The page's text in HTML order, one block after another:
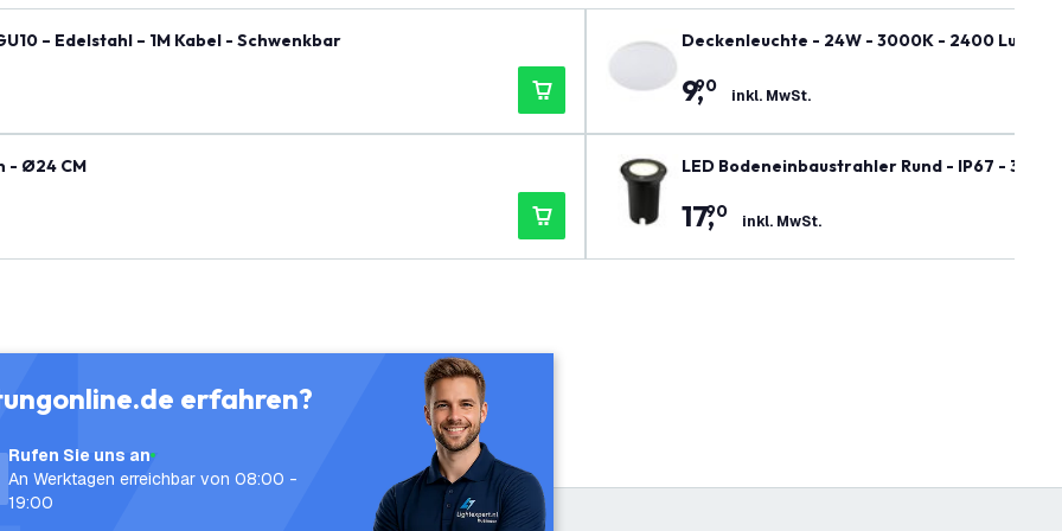
– Edelstahl – 1M Kabel - Schwenkbar
- Ø24 CM
Deckenleuchte - 24W - 3000K - 2400 Lumen
9,
90 inkl. MwSt.
LED Bodeneinbaustrahler Rund - IP67 - 3W -
17,
90 inkl. MwSt.
erfahren?
Rufen Sie uns an
An Werktagen erreichbar von 08:00 -
19:00